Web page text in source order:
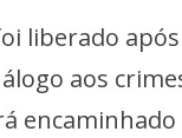
liberado
aos